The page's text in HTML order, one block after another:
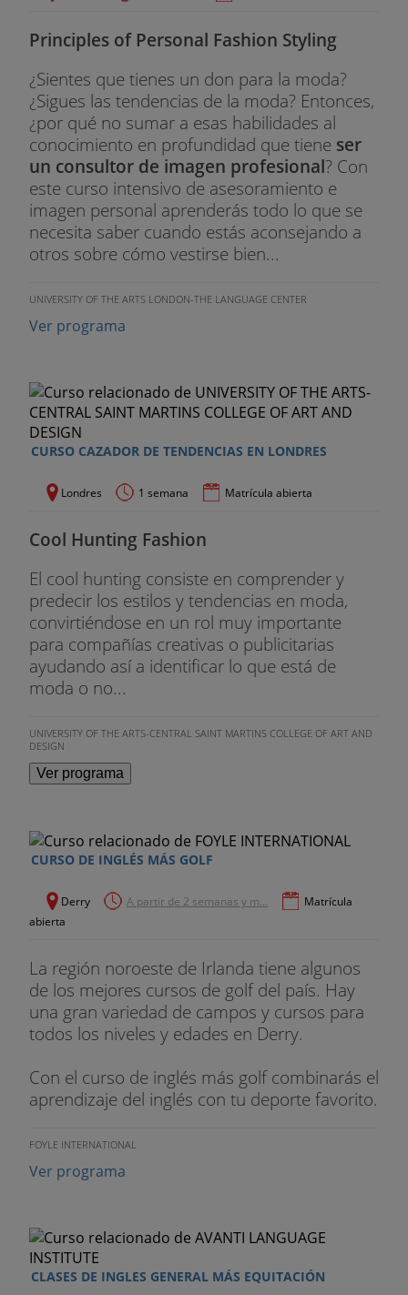
Principles of Personal Fashion Styling
¿Sientes que tienes un don para la moda?
¿Sigues las tendencias de la moda? Entonces,
¿por qué no sumar a esas habilidades al
conocimiento en profundidad que tiene ser
un consultor de imagen profesional? Con
este curso intensivo de asesoramiento e
imagen personal aprenderás todo lo que se
necesita saber cuando estás aconsejando a
otros sobre cómo vestirse bien...
UNIVERSITY OF THE ARTS LONDON-THE LANGUAGE CENTER
Ver programa
CURSO CAZADOR DE TENDENCIAS EN LONDRES
Londres 1 semana Matrícula abierta
Cool Hunting Fashion
El cool hunting consiste en comprender y
predecir los estilos y tendencias en moda,
convirtiéndose en un rol muy importante
para compañías creativas o publicitarias
ayudando así a identificar lo que está de
moda o no...
UNIVERSITY OF THE ARTS-CENTRAL SAINT MARTINS COLLEGE OF ART AND
DESIGN
Ver programa
CURSO DE INGLÉS MÁS GOLF
Derry A partir de 2 semanas y m...
Matrícula
abierta
La región noroeste de Irlanda tiene algunos
de los mejores cursos de golf del país. Hay
una gran variedad de campos y cursos para
todos los niveles y edades en Derry.
Con el curso de inglés más golf combinarás el
aprendizaje del inglés con tu deporte favorito.
FOYLE INTERNATIONAL
Ver programa
CLASES DE INGLES GENERAL MÁS EQUITACIÓN